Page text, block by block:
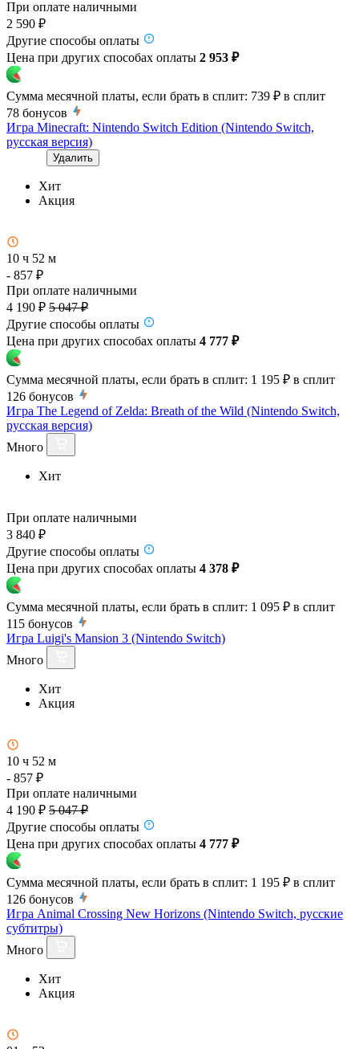
При оплате наличными
2 590 ₽
Другие способы оплаты
Цена при других способах оплаты 2 953 ₽
Сумма месячной платы, если брать в сплит: 739 ₽ в сплит
78 бонусов
Игра Minecraft: Nintendo Switch Edition (Nintendo Switch,
русская версия)
Удалить
Хит
Акция
10 ч 52 м
- 857 ₽
При оплате наличными
4 190 ₽ 5 047 ₽
Другие способы оплаты
Цена при других способах оплаты 4 777 ₽
Сумма месячной платы, если брать в сплит: 1 195 ₽ в сплит
126 бонусов
Игра The Legend of Zelda: Breath of the Wild (Nintendo Switch,
русская версия)
Много
Хит
При оплате наличными
3 840 ₽
Другие способы оплаты
Цена при других способах оплаты 4 378 ₽
Сумма месячной платы, если брать в сплит: 1 095 ₽ в сплит
115 бонусов
Игра Luigi's Mansion 3 (Nintendo Switch)
Много
Хит
Акция
10 ч 52 м
- 857 ₽
При оплате наличными
4 190 ₽ 5 047 ₽
Другие способы оплаты
Цена при других способах оплаты 4 777 ₽
Сумма месячной платы, если брать в сплит: 1 195 ₽ в сплит
126 бонусов
Игра Animal Crossing New Horizons (Nintendo Switch, русские
субтитры)
Много
Хит
Акция